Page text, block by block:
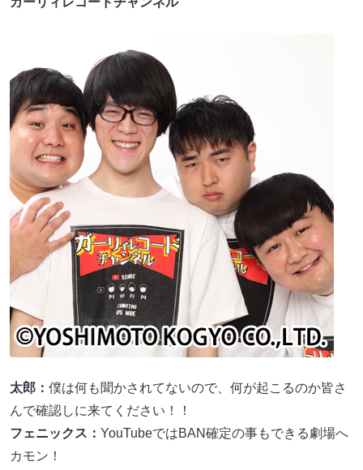
太郎： 僕は何も聞かされてないので、何が起こるのか皆さ
んで確認しに来てください！！
フェニックス： YouTubeではBAN確定の事もできる劇場へ
カモン！